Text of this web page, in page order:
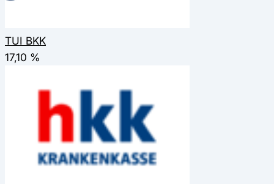
TUI BKK
17,10 %